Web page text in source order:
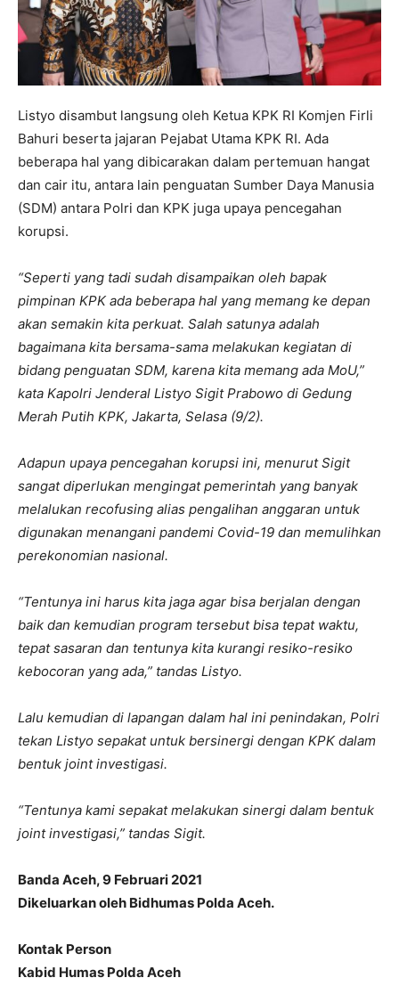
Listyo disambut langsung oleh Ketua KPK RI Komjen Firli
Bahuri beserta jajaran Pejabat Utama KPK RI. Ada
beberapa hal yang dibicarakan dalam pertemuan hangat
dan cair itu, antara lain penguatan Sumber Daya Manusia
(SDM) antara Polri dan KPK juga upaya pencegahan
korupsi.
“Seperti yang tadi sudah disampaikan oleh bapak
pimpinan KPK ada beberapa hal yang memang ke depan
akan semakin kita perkuat. Salah satunya adalah
bagaimana kita bersama-sama melakukan kegiatan di
bidang penguatan SDM, karena kita memang ada MoU,”
kata Kapolri Jenderal Listyo Sigit Prabowo di Gedung
Merah Putih KPK, Jakarta, Selasa (9/2).
Adapun upaya pencegahan korupsi ini, menurut Sigit
sangat diperlukan mengingat pemerintah yang banyak
melalukan recofusing alias pengalihan anggaran untuk
digunakan menangani pandemi Covid-19 dan memulihkan
perekonomian nasional.
“Tentunya ini harus kita jaga agar bisa berjalan dengan
baik dan kemudian program tersebut bisa tepat waktu,
tepat sasaran dan tentunya kita kurangi resiko-resiko
kebocoran yang ada,” tandas Listyo.
Lalu kemudian di lapangan dalam hal ini penindakan, Polri
tekan Listyo sepakat untuk bersinergi dengan KPK dalam
bentuk joint investigasi.
“Tentunya kami sepakat melakukan sinergi dalam bentuk
joint investigasi,” tandas Sigit.
Banda Aceh, 9 Februari 2021
Dikeluarkan oleh Bidhumas Polda Aceh.
Kontak Person
Kabid Humas Polda Aceh